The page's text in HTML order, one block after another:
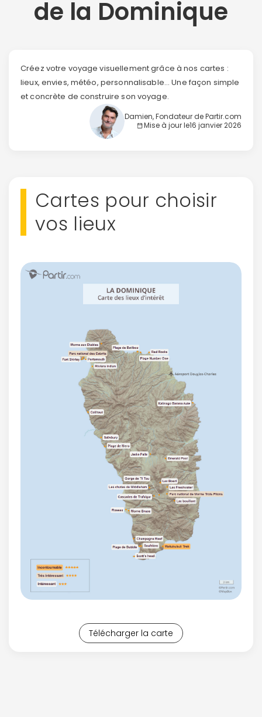
de la Dominique
Créez votre voyage visuellement grâce à nos cartes :
lieux, envies, météo, personnalisable... Une façon simple
et concrète de construire son voyage.
Damien, Fondateur de Partir.com
Mise à jour le16 janvier 2026
Cartes pour choisir
vos lieux
Télécharger la carte